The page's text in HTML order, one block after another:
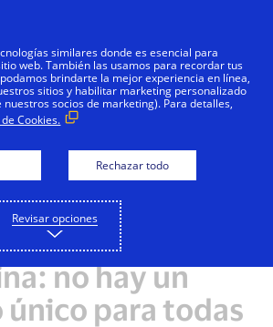
en América
no hay un
para todas
similares donde es esencial para
web. También las usamos para recordar tus
brindarte la mejor experiencia en línea,
sitios y habilitar marketing personalizado
socios de marketing). Para detalles,
Cookies.
Rechazar todo
Revisar opciones